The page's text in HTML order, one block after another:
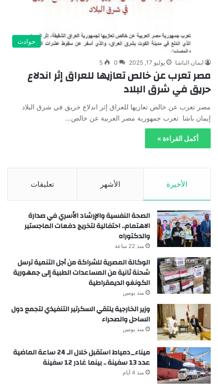
حوادث
ايمان الباشا يوليو 17, 2025 0
5
مصر تعرب عن خالص تعازيها للعراق إثر اندلاع
حريق في شرق البلاد
مصر تعرب عن خالص تعازيها للعراق إثر اندلاع حريق في شرق البلاد
إيمان باشا تعرب جمهورية مصر العربية عن خالص…
أكمل القراءة »
الأخيرة الأشهر تعليقات
الصحة النفسية والإرشاد الأسري في صدارة
الاهتمام.. احتفالية لتخريج دفعات الماجستير
والدكتوراه
منذ 22 ساعة
الوكالة المصرية للشراكة من أجل التنمية ترسل
شحنة ثانية من المساعدات الطبية إلى جمهورية
الكونغو الديمقراطية
منذ يومين
وزير الخارجية يلتقي السكرتير التنفيذي لتجمع دول
الساحل والصحراء
منذ يومين
ميناء_دمياط استقبل خلال الـ 24 ساعة الماضية
عدد 13 سفينة .. بينما غادر 12 سفينة
منذ 4 أيام